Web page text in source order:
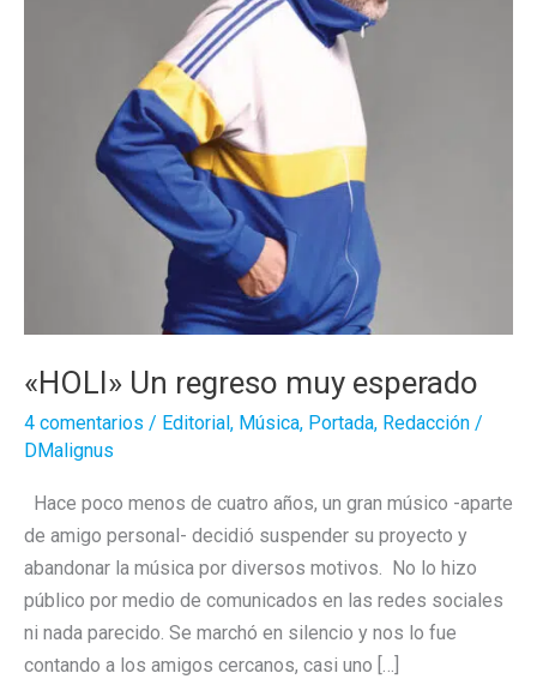
«HOLI» Un regreso muy esperado
4 comentarios / Editorial , Música, Portada, Redacción /
DMalignus
Hace poco menos de cuatro años, un gran músico -aparte
de amigo personal- decidió suspender su proyecto y
abandonar la música por diversos motivos. No lo hizo
público por medio de comunicados en las redes sociales
ni nada parecido. Se marchó en silencio y nos lo fue
contando a los amigos cercanos, casi uno […]